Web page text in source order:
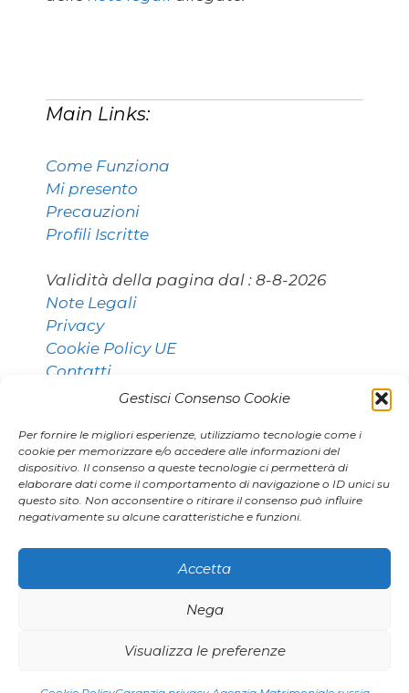
Gestisci Consenso Cookie
Per fornire le migliori esperienze, utilizziamo tecnologie come i
cookie per memorizzare e/o accedere alle informazioni del
dispositivo. Il consenso a queste tecnologie ci permetterà di
elaborare dati come il comportamento di navigazione o ID unici su
questo sito. Non acconsentire o ritirare il consenso può influire
negativamente su alcune caratteristiche e funzioni.
Accetta
Nega
Visualizza le preferenze
Main Links:
Come Funziona
Mi presento
Precauzioni
Profili Iscritte
Validità della pagina dal : 8-8-2026
Note Legali
Privacy
Cookie Policy UE
Contatti
Contatti:
011 9531768 [Torino]
agenzia.marianna@gmail.com
Smp1|Smp2| Google Smp
© 2026 Agenzia Marianna• Creato conGeneratePress